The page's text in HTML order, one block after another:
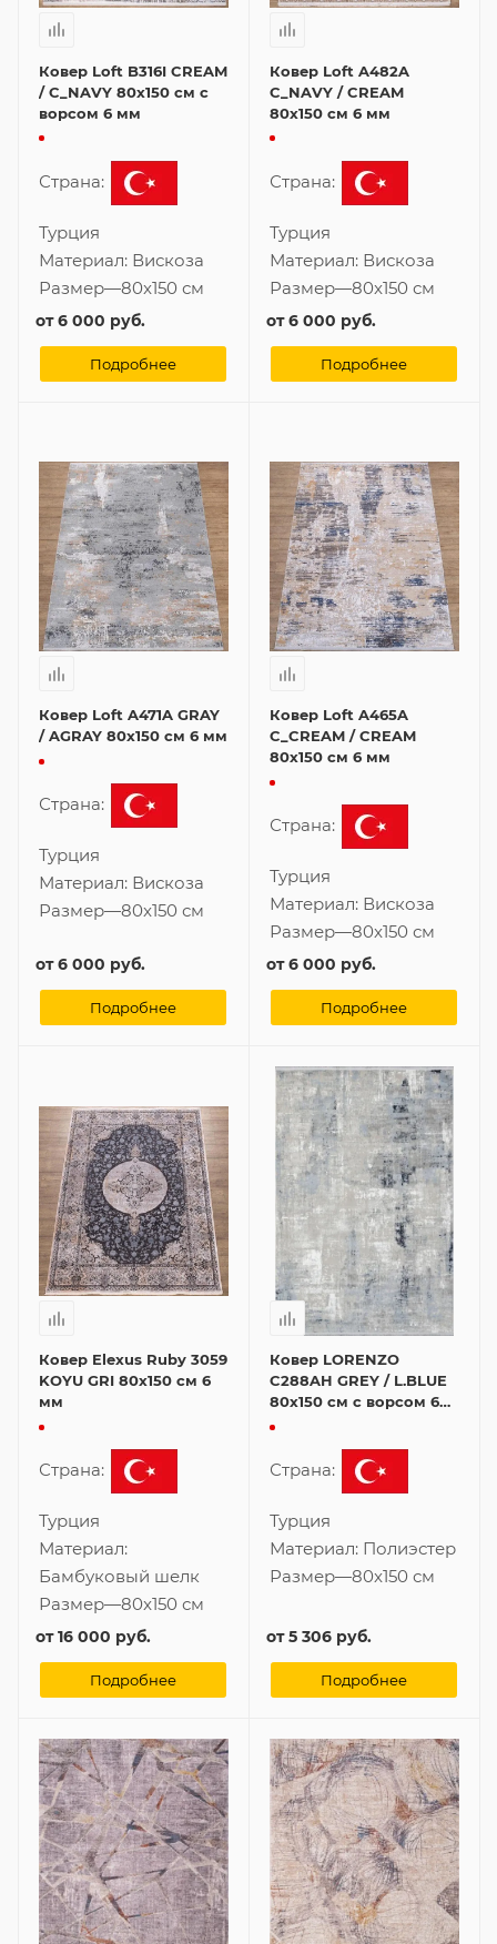
Ковер Loft B316I CREAM
/ C_NAVY 80x150 см с
ворсом 6 мм
Страна:
Турция
Материал: Вискоза
Размер—80x150 см
от6 000 руб.
Подробнее
Ковер Loft A482A
C_NAVY / CREAM
80x150 см 6 мм
Страна:
Турция
Материал: Вискоза
Размер—80x150 см
от6 000 руб.
Подробнее
Ковер Loft A471A GRAY
/ AGRAY 80x150 см 6 мм
Страна:
Турция
Материал: Вискоза
Размер—80x150 см
от6 000 руб.
Подробнее
Ковер Loft A465A
C_CREAM / CREAM
80x150 см 6 мм
Страна:
Турция
Материал: Вискоза
Размер—80x150 см
от6 000 руб.
Подробнее
Ковер Elexus Ruby 3059
KOYU GRI 80x150 см 6
мм
Страна:
Турция
Материал:
Бамбуковый шелк
Размер—80x150 см
от16 000 руб.
Подробнее
Ковер LORENZO
C288AH GREY / L.BLUE
80x150 см с ворсом 6
мм
Страна:
Турция
Материал: Полиэстер
Размер—80x150 см
от5 306 руб.
Подробнее